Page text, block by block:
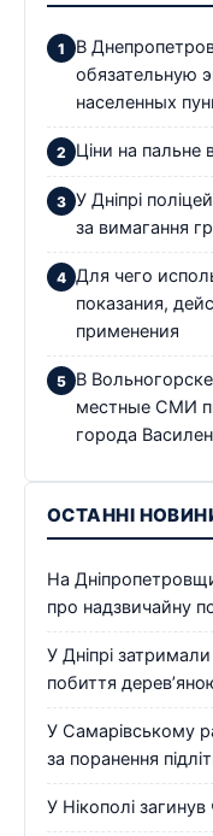
В
обязательную
населенных
Ціни на пальне
У Дніпрі
за вимагання
Для чего
показания,
применения
В
местные СМИ
города
ОСТАННІ
На
про надзвичайну
У Дніпрі
побиття
У Самарівському
за поранення
У Нікополі